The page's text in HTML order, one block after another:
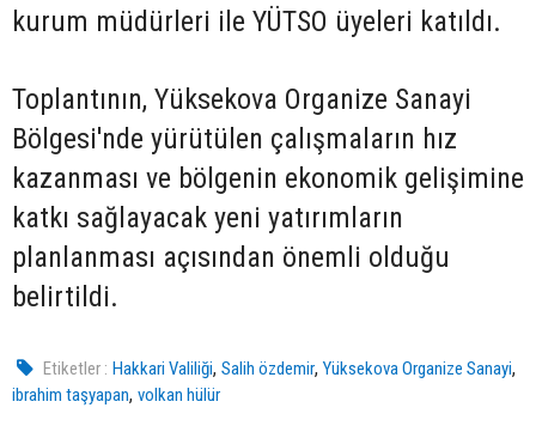
kurum müdürleri ile YÜTSO üyeleri katıldı.
Toplantının, Yüksekova Organize Sanayi
Bölgesi'nde yürütülen çalışmaların hız
kazanması ve bölgenin ekonomik gelişimine
katkı sağlayacak yeni yatırımların
planlanması açısından önemli olduğu
belirtildi.
Etiketler : Hakkari Valiliği,Salih özdemir,Yüksekova Organize Sanayi,
ibrahim taşyapan, volkan hülür